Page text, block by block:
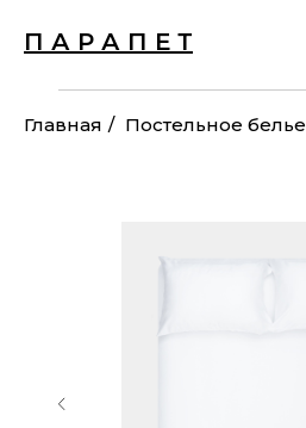
П А Р А П Е Т
Главная / Постельное белье